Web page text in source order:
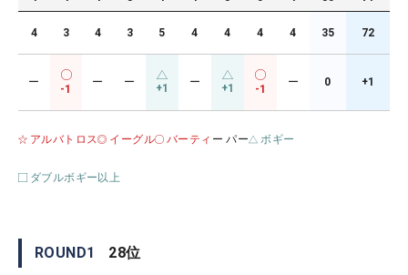
4 3 4 3 5 4 4 4 4 35 72
ー
-1
ー ー +1 ー +1 -1
ー 0 +1
アルバトロス イーグル バーティ ー パー ボギー
ダブルボギー以上
ROUND1 28位